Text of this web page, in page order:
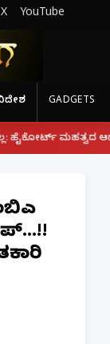
X YouTube
GADGETS
ಆದೇಶ |